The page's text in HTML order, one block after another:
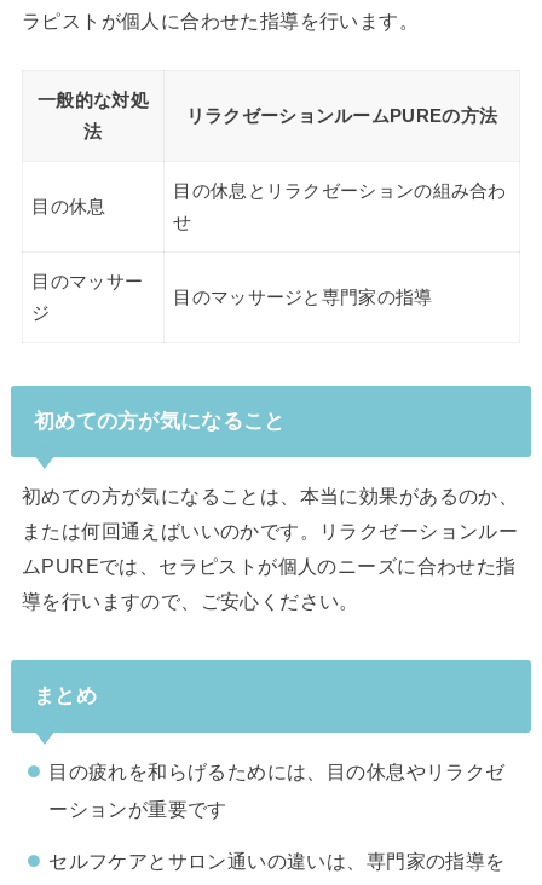
ラピストが個人に合わせた指導を行います。
一般的な対処
法
リラクゼーションルームPUREの方法
目の休息
目の休息とリラクゼーションの組み合わ
せ
目のマッサー
ジ
目のマッサージと専門家の指導
初めての方が気になること
初めての方が気になることは、本当に効果があるのか、
または何回通えばいいのかです。リラクゼーションルー
ムPUREでは、セラピストが個人のニーズに合わせた指
導を行いますので、ご安心ください。
まとめ
目の疲れを和らげるためには、目の休息やリラクゼ
ーションが重要です
セルフケアとサロン通いの違いは、専門家の指導を